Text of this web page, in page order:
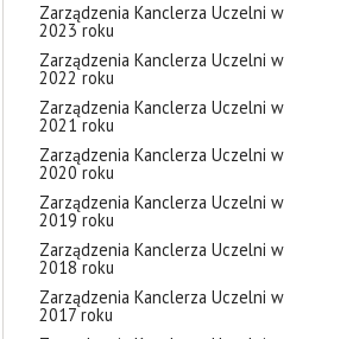
Zarządzenia Kanclerza Uczelni w
2023 roku
Zarządzenia Kanclerza Uczelni w
2022 roku
Zarządzenia Kanclerza Uczelni w
2021 roku
Zarządzenia Kanclerza Uczelni w
2020 roku
Zarządzenia Kanclerza Uczelni w
2019 roku
Zarządzenia Kanclerza Uczelni w
2018 roku
Zarządzenia Kanclerza Uczelni w
2017 roku